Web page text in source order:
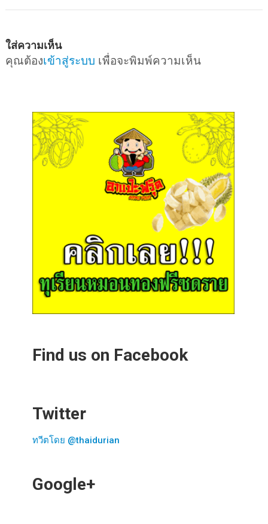
ใส่ความเห็น
คุณต้องเข้าสู่ระบบ เพื่อจะพิมพ์ความเห็น
Find us on Facebook
Twitter
ทวีตโดย @thaidurian
Google+